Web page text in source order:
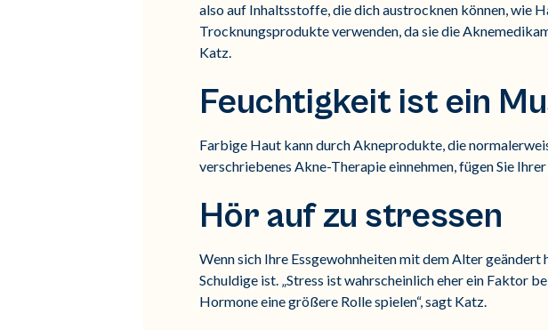
also auf Inhaltsstoffe, die dich austrocknen können, wie
Trocknungsprodukte verwenden, da sie die
Katz.
Feuchtigkeit ist ein
Farbige Haut kann durch Akneprodukte, die
verschriebenes Akne-Therapie einnehmen, fügen Sie
Hör auf zu stressen
Wenn sich Ihre Essgewohnheiten mit dem Alter geändert
Schuldige ist. „Stress ist wahrscheinlich eher ein Faktor
Hormone eine größere Rolle spielen“, sagt Katz.